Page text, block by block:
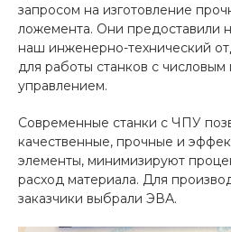
запросом на изготовление
ложемента. Они предоставили
наш инженерно-технический
для работы станков с
управлением.
Современные станки с ЧПУ
качественные, прочные и
элементы, минимизируют
расход материала. Для
заказчики выбрали ЭВА.